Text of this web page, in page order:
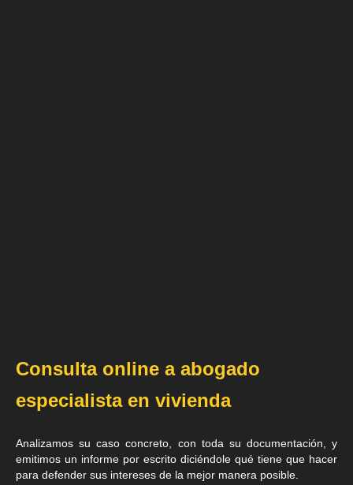
Consulta online a abogado
especialista en vivienda
Analizamos su caso concreto, con toda su documentación, y
emitimos un informe por escrito diciéndole qué tiene que hacer
para defender sus intereses de la mejor manera posible.